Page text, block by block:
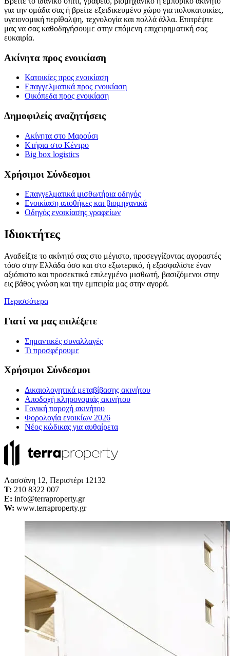
για την ομάδα σας ή βρείτε εξειδικευμένο χώρο για πολυκατοικίες,
υγειονομική περίθαλψη, τεχνολογία και πολλά άλλα. Επιτρέψτε
μας να σας καθοδηγήσουμε στην επόμενη επιχειρηματική σας
ευκαιρία.
Ακίνητα προς ενοικίαση
Κατοικίες προς ενοικίαση
Επαγγελματικά προς ενοικίαση
Οικόπεδα προς ενοικίαση
Δημοφιλείς αναζητήσεις
Ακίνητα στο Μαρούσι
Κτήρια στο Κέντρο
Big box logistics
Χρήσιμοι Σύνδεσμοι
Επαγγελματικά μισθωτήρια οδηγός
Ενοικίαση αποθήκες και βιομηχανικά
Οδηγός ενοικίασης γραφείων
Ιδιοκτήτες
Αναδείξτε το ακίνητό σας στο μέγιστο, προσεγγίζοντας αγοραστές
τόσο στην Ελλάδα όσο και στο εξωτερικό, ή εξασφαλίστε έναν
αξιόπιστο και προσεκτικά επιλεγμένο μισθωτή, βασιζόμενοι στην
εις βάθος γνώση και την εμπειρία μας στην αγορά.
Περισσότερα
Γιατί να μας επιλέξετε
Σημαντικές συναλλαγές
Τι προσφέρουμε
Χρήσιμοι Σύνδεσμοι
Δικαιολογητικά μεταβίβασης ακινήτου
Αποδοχή κληρονομιάς ακινήτου
Γονική παροχή ακινήτου
Φορολογία ενοικίων 2026
Νέος κώδικας για αυθαίρετα
Λασσάνη 12, Περιστέρι 12132
Τ: 210 8322 007
E: info@terraproperty.gr
W: www.terraproperty.gr